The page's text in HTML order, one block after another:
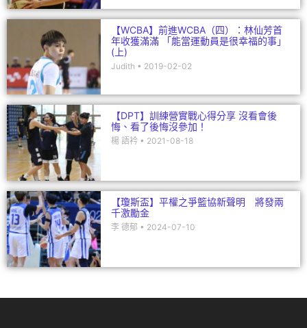
【WCBA】前進WCBA（四）：林仙芳首
年收獲滿滿 「能當運動員是很幸福的事」
(上)
Judith 2019-02-02
【DPT】訓練營實戰心得分享 沒看會後
悔、看了後悔沒參加！
楊 語衿 2021-08-18
【瓊斯盃】平權之爭籃協新聲明 將發兩
千激勵金
李 德郁 2024-07-10